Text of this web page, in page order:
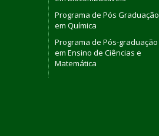
Programa de Pós Graduação
em Química
Programa de Pós-graduação
em Ensino de Ciências e
Matemática